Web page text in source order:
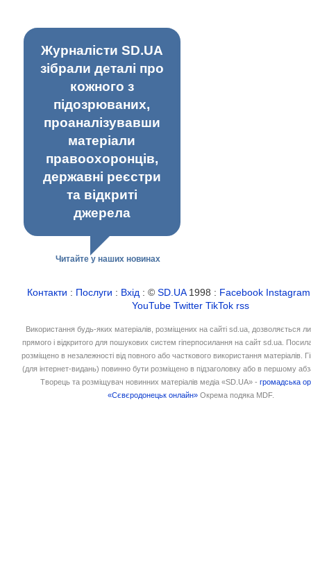
Журналісти SD.UA
зібрали деталі про
кожного з
підозрюваних,
проаналізувавши
матеріали
правоохоронців,
державні реєстри
та відкриті
джерела
Читайте у наших новинах
Контакти : Послуги : Вхід : ©SD.UA1998 : Facebook Instagram
YouTube Twitter TikTok rss
Використання будь-яких матеріалів, розміщених на сайті sd.ua, дозволяється
прямого і відкритого для пошукових систем гіперпосилання на сайт sd.ua.
розміщено в незалежності від повного або часткового використання матеріалів.
(для інтернет-видань) повинно бути розміщено в підзаголовку або в першому
Творець та розміщувач новинних матеріалів медіа «SD.UA» -громадська
«Сєвєродонецьк онлайн» Окрема подяка MDF.